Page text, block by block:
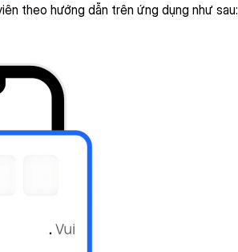
theo hướng dẫn trên ứng dụng như sau: